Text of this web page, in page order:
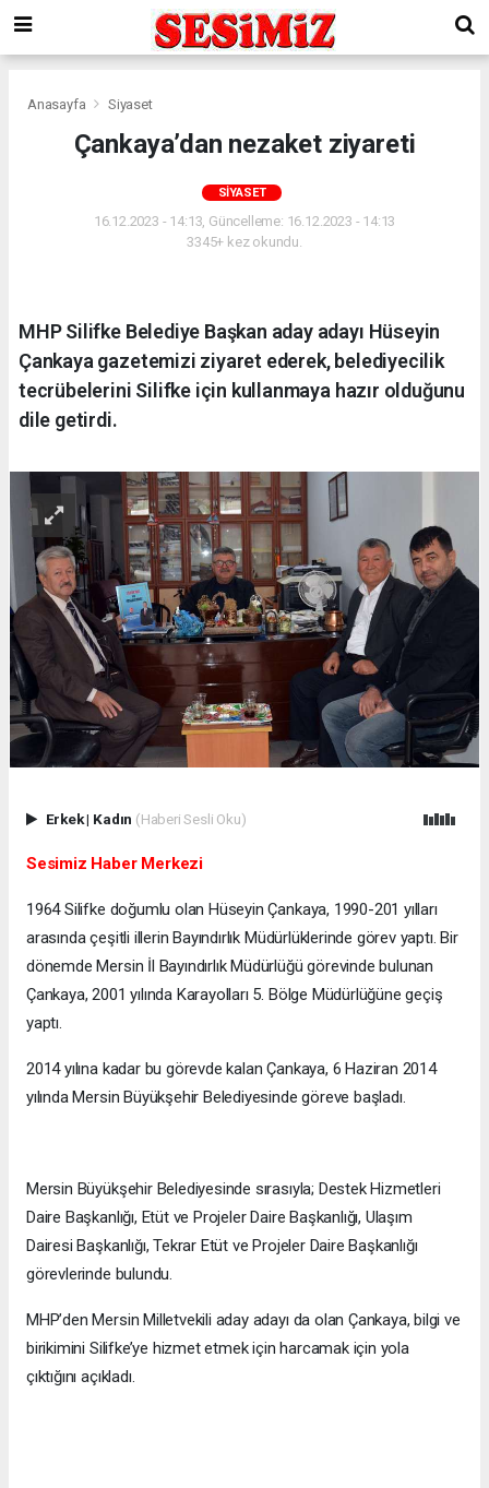
Anasayfa Siyaset
Çankaya’dan nezaket ziyareti
SIYASET
16.12.2023 - 14:13, Güncelleme: 16.12.2023 - 14:13
3345+ kez okundu.
MHP Silifke Belediye Başkan aday adayı Hüseyin
Çankaya gazetemizi ziyaret ederek, belediyecilik
tecrübelerini Silifke için kullanmaya hazır olduğunu
dile getirdi.
Erkek| Kadın (Haberi Sesli Oku)
Sesimiz Haber Merkezi
1964 Silifke doğumlu olan Hüseyin Çankaya, 1990-201 yılları
arasında çeşitli illerin Bayındırlık Müdürlüklerinde görev yaptı. Bir
dönemde Mersin İl Bayındırlık Müdürlüğü görevinde bulunan
Çankaya, 2001 yılında Karayolları 5. Bölge Müdürlüğüne geçiş
yaptı.
2014 yılına kadar bu görevde kalan Çankaya, 6 Haziran 2014
yılında Mersin Büyükşehir Belediyesinde göreve başladı.
Mersin Büyükşehir Belediyesinde sırasıyla; Destek Hizmetleri
Daire Başkanlığı, Etüt ve Projeler Daire Başkanlığı, Ulaşım
Dairesi Başkanlığı, Tekrar Etüt ve Projeler Daire Başkanlığı
görevlerinde bulundu.
MHP’den Mersin Milletvekili aday adayı da olan Çankaya, bilgi ve
birikimini Silifke’ye hizmet etmek için harcamak için yola
çıktığını açıkladı.